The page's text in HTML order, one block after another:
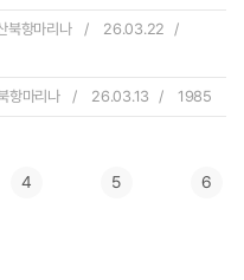
북항마리나
26.03.22
항마리나 26.03.13 1985
4 5 6